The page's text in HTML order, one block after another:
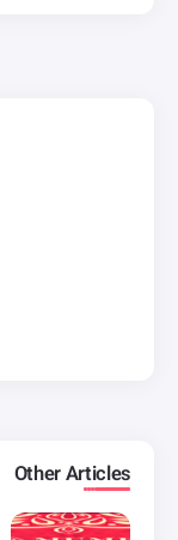
Other Articles